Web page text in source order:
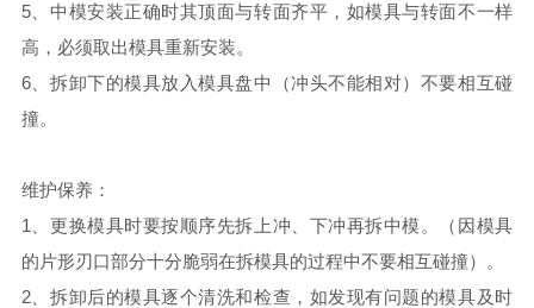
5、中模安装正确时其顶面与转面齐平，如模具与转面不一样
高，必须取出模具重新安装。
6、拆卸下的模具放入模具盘中（冲头不能相对）不要相互碰
撞。
维护保养：
1、更换模具时要按顺序先拆上冲、下冲再拆中模。（因模具
的片形刃口部分十分脆弱在拆模具的过程中不要相互碰撞）。
2、拆卸后的模具逐个清洗和检查，如发现有问题的模具及时